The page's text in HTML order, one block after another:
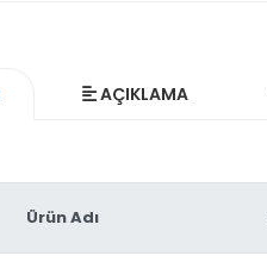
AÇIKLAMA
Ürün Adı